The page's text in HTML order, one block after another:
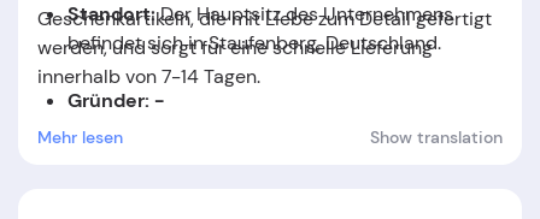
Geschenkartikeln, die mit Liebe zum Detail gefertigt
werden, und sorgt für eine schnelle Lieferung
innerhalb von 7-14 Tagen.
Standort:Der Hauptsitz des Unternehmens
befindet sich in Staufenberg, Deutschland.
Gründer: -
Mehr lesen Show translation